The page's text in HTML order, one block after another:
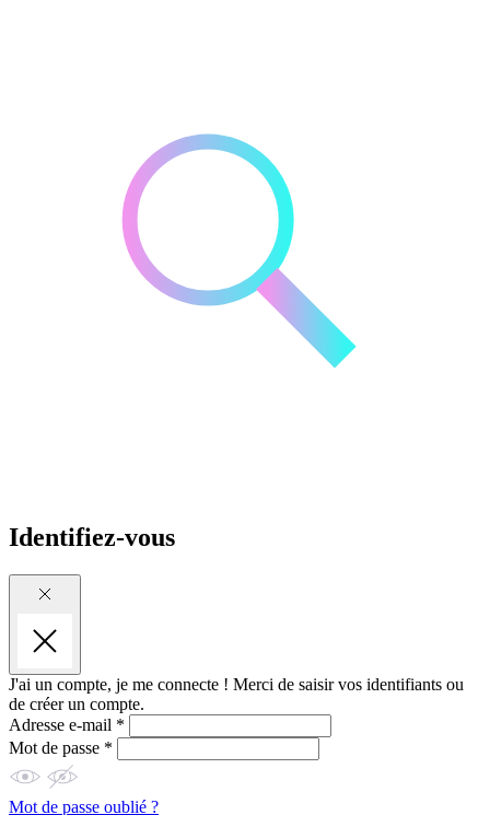
Identifiez-vous
J'ai un compte, je me connecte ! Merci de saisir vos identifiants ou
de créer un compte.
Adresse e-mail *
Mot de passe *
Mot de passe oublié ?